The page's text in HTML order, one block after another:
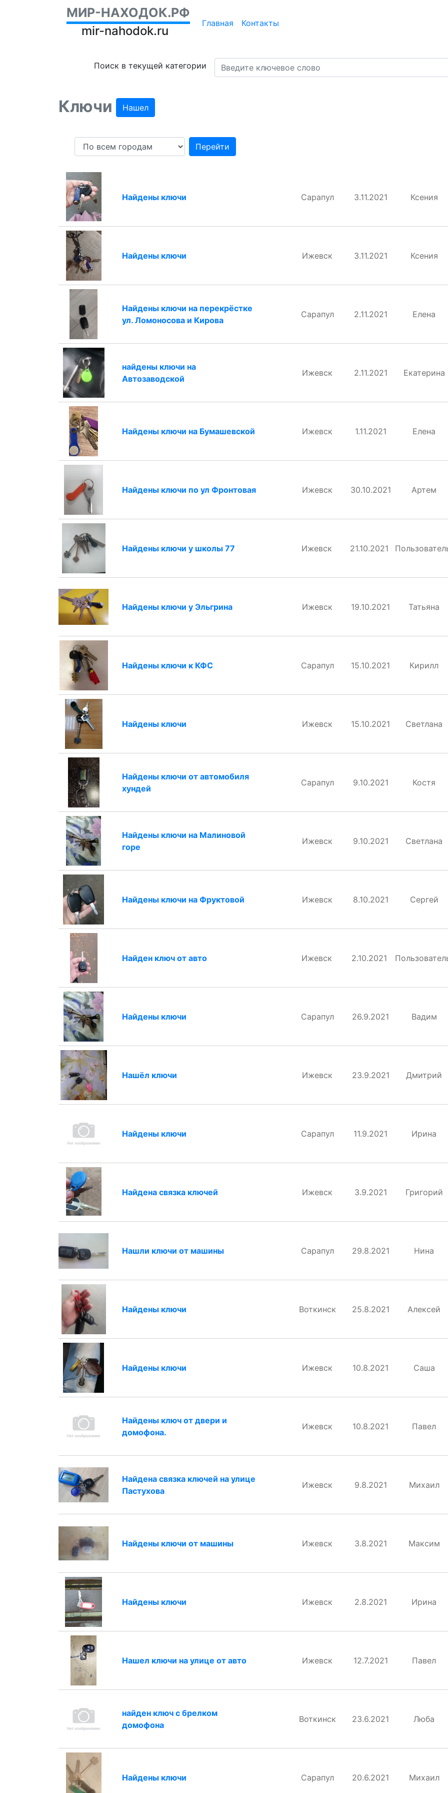
МИР-НАХОДОК.РФ
mir-nahodok.ru
Главная Контакты
Поиск в текущей категории
Ключи Нашел
Перейти
Найдены ключи Сарапул 3.11.2021 Ксения
Найдены ключи Ижевск 3.11.2021 Ксения
Найдены ключи на перекрёстке
ул. Ломоносова и Кирова
Сарапул 2.11.2021 Елена
найдены ключи на
Автозаводской
Ижевск 2.11.2021 Екатерина
Найдены ключи на Бумашевской Ижевск 1.11.2021 Елена
Найдены ключи по ул Фронтовая Ижевск 30.10.2021 Артем
Найдены ключи у школы 77 Ижевск 21.10.2021
Найдены ключи у Эльгрина Ижевск 19.10.2021 Татьяна
Найдены ключи к КФС Сарапул 15.10.2021 Кирилл
Найдены ключи Ижевск 15.10.2021 Светлана
Найдены ключи от автомобиля
хундей
Сарапул 9.10.2021 Костя
Найдены ключи на Малиновой
горе
Ижевск 9.10.2021 Светлана
Найдены ключи на Фруктовой Ижевск 8.10.2021 Сергей
Найден ключ от авто Ижевск 2.10.2021
Найдены ключи Сарапул 26.9.2021 Вадим
Нашёл ключи Ижевск 23.9.2021 Дмитрий
Найдены ключи Сарапул 11.9.2021 Ирина
Найдена связка ключей Ижевск 3.9.2021 Григорий
Нашли ключи от машины Сарапул 29.8.2021 Нина
Найдены ключи Воткинск 25.8.2021 Алексей
Найдены ключи Ижевск 10.8.2021 Саша
Найдены ключ от двери и
домофона.
Ижевск 10.8.2021 Павел
Найдена связка ключей на улице
Пастухова
Ижевск 9.8.2021 Михаил
Найдены ключи от машины Ижевск 3.8.2021 Максим
Найдены ключи Ижевск 2.8.2021 Ирина
Нашел ключи на улице от авто Ижевск 12.7.2021 Павел
найден ключ с брелком
домофона
Воткинск 23.6.2021 Люба
Найдены ключи Сарапул 20.6.2021 Михаил